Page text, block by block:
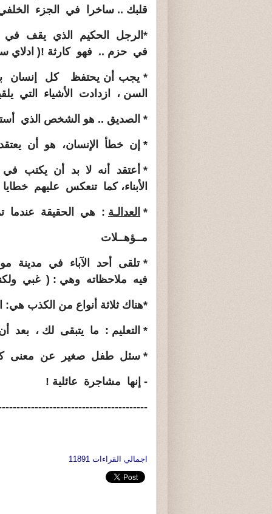
قلبك .. ساخرا في الجزء
* الرجل الحكيم الذي يقف
في حزم .. فهو كارثة !( ادلاي
* يجب أن يحتفظ كل إنسان
السن ، ازدادت الأشياء التي
* الصديق .. هو الشخص الذي
* إن خطأ الإنسان، هو أن
* أعتقد أنه لا بد أن يكتب
الأبناء، كما تنعكس عليهم
* العدالـة : هي الحقيقة عندما
مــؤهــلات
* تلقى أحد الآباء في مدينة
فيه ملاحظاته وهي : ( غبي
*هناك ثلاثة أنواع من الكذب
* التعليم : ما يتبقى لك ، بعد
* سئل طفل صغير عن معنى
- إنها مشاجرة عائلية !
اجمالي القراءات 11891